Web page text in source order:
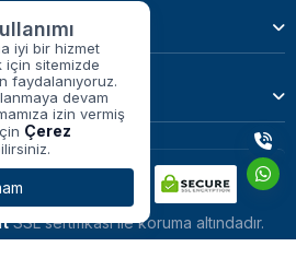
Üzerinden Para Nasıl Kazanılır?
Kurulur? Blog Özellikleri Nasıl Olmalı?
SSL sertifikası ile koruma altındadır.
iyi bir hizmet
için sitemizde
faydalanıyoruz.
devam
izin vermiş
Çerez